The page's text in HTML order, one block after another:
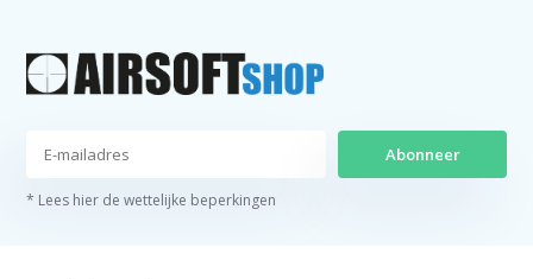
Abonneer
* Lees hier de wettelijke beperkingen